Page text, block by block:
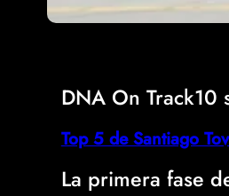
DNA On Track10
Top 5 de Santiago
La primera fase